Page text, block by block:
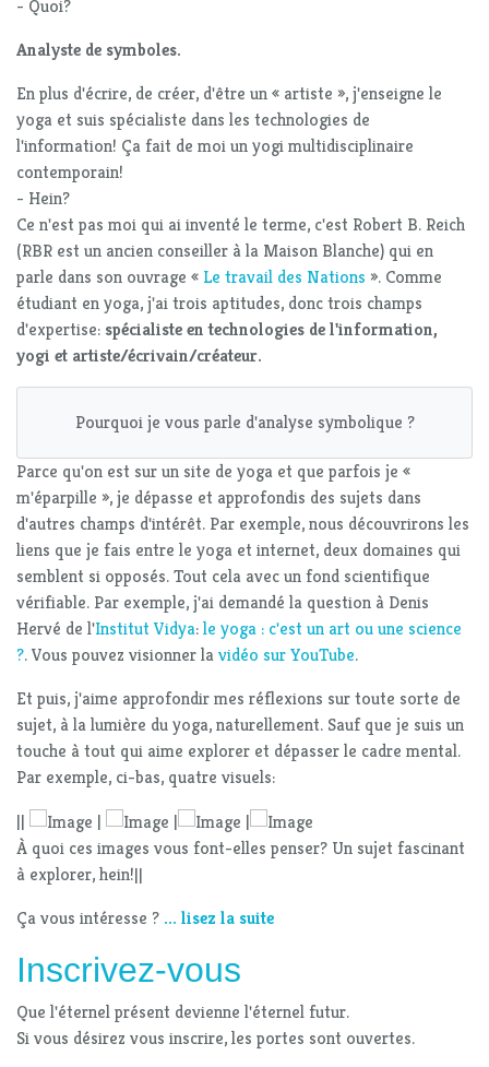
- Quoi?
Analyste de symboles.
En plus d'écrire, de créer, d'être un « artiste », j'enseigne le
yoga et suis spécialiste dans les technologies de
l'information! Ça fait de moi un yogi multidisciplinaire
contemporain!
- Hein?
Ce n'est pas moi qui ai inventé le terme, c'est Robert B. Reich
(RBR est un ancien conseiller à la Maison Blanche) qui en
parle dans son ouvrage « Le travail des Nations ». Comme
étudiant en yoga, j'ai trois aptitudes, donc trois champs
d'expertise: spécialiste en technologies de l'information,
yogi et artiste/écrivain/créateur.
Pourquoi je vous parle d'analyse symbolique ?
Parce qu'on est sur un site de yoga et que parfois je «
m'éparpille », je dépasse et approfondis des sujets dans
d'autres champs d'intérêt. Par exemple, nous découvrirons les
liens que je fais entre le yoga et internet, deux domaines qui
semblent si opposés. Tout cela avec un fond scientifique
vérifiable. Par exemple, j'ai demandé la question à Denis
Hervé de l'Institut Vidya:le yoga : c'est un art ou une science
?. Vous pouvez visionner lavidéo sur YouTube.
Et puis, j'aime approfondir mes réflexions sur toute sorte de
sujet, à la lumière du yoga, naturellement. Sauf que je suis un
touche à tout qui aime explorer et dépasser le cadre mental.
Par exemple, ci-bas, quatre visuels:
||
| |
|
À quoi ces images vous font-elles penser? Un sujet fascinant
à explorer, hein!||
Ça vous intéresse ? ... lisez la suite
Inscrivez-vous
Que l'éternel présent devienne l'éternel futur.
Si vous désirez vous inscrire, les portes sont ouvertes.